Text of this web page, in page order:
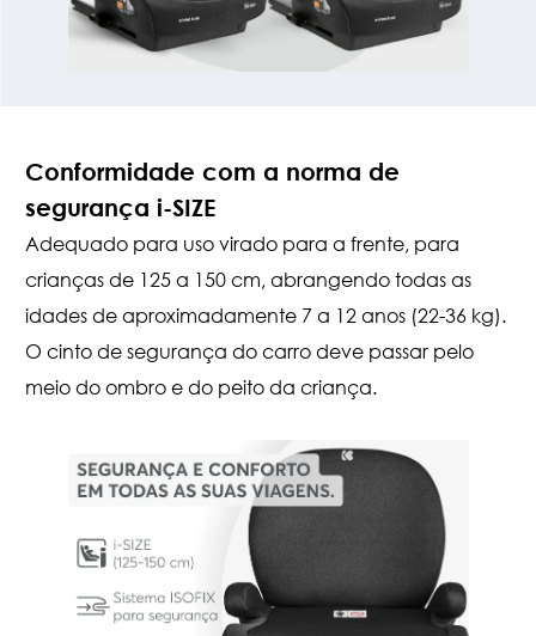
Conformidade com a norma de
segurança i-SIZE
Adequado para uso virado para a frente, para
crianças de 125 a 150 cm, abrangendo todas as
idades de aproximadamente 7 a 12 anos (22-36 kg).
O cinto de segurança do carro deve passar pelo
meio do ombro e do peito da criança.